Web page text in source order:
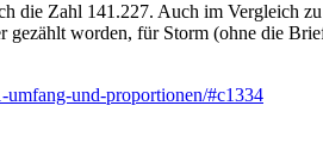
die Zahl 141.227. Auch im Vergleich
gezählt worden, für Storm (ohne die
umfang-und-proportionen/#c1334